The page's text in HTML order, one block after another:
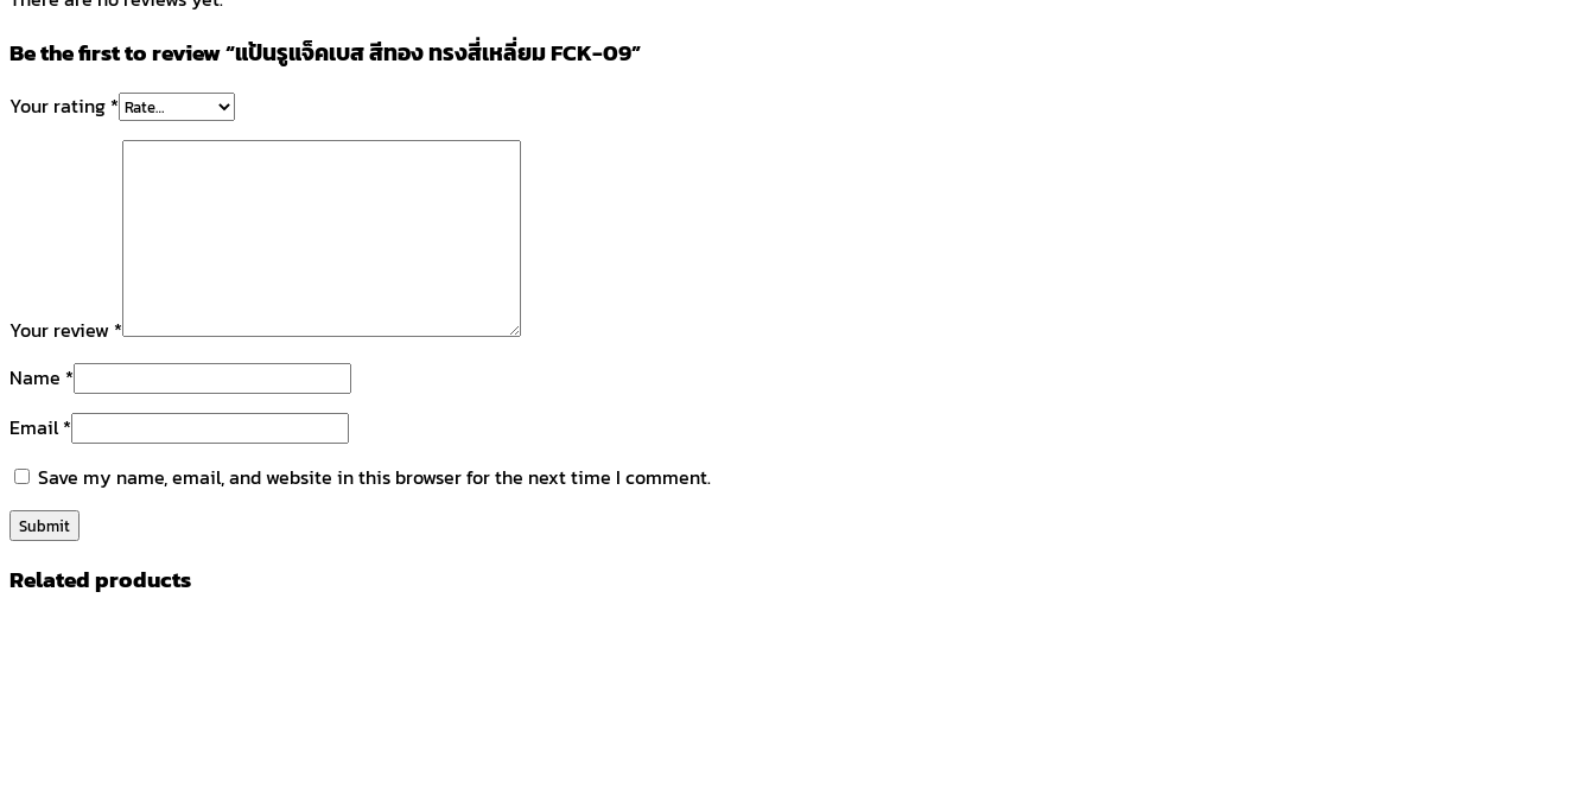
Be the first to review “แป้นรูแจ็คเบส สีทอง ทรงสี่เหลี่ยม FCK-09”
Your rating *
Your review *
Name *
Email*
Save my name, email, and website in this browser for the next time I comment.
Related products